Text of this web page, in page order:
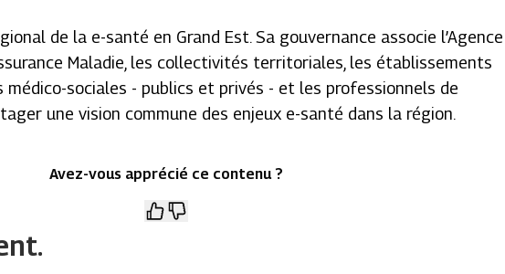
de la e-santé en Grand Est. Sa gouvernance associe l’Agence
Maladie, les collectivités territoriales, les établissements
sociales - publics et privés - et les professionnels de
une vision commune des enjeux e-santé dans la région.
Avez-vous apprécié ce contenu ?